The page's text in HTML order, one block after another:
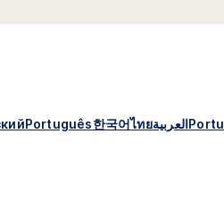
Português한국어ไทยالعربية